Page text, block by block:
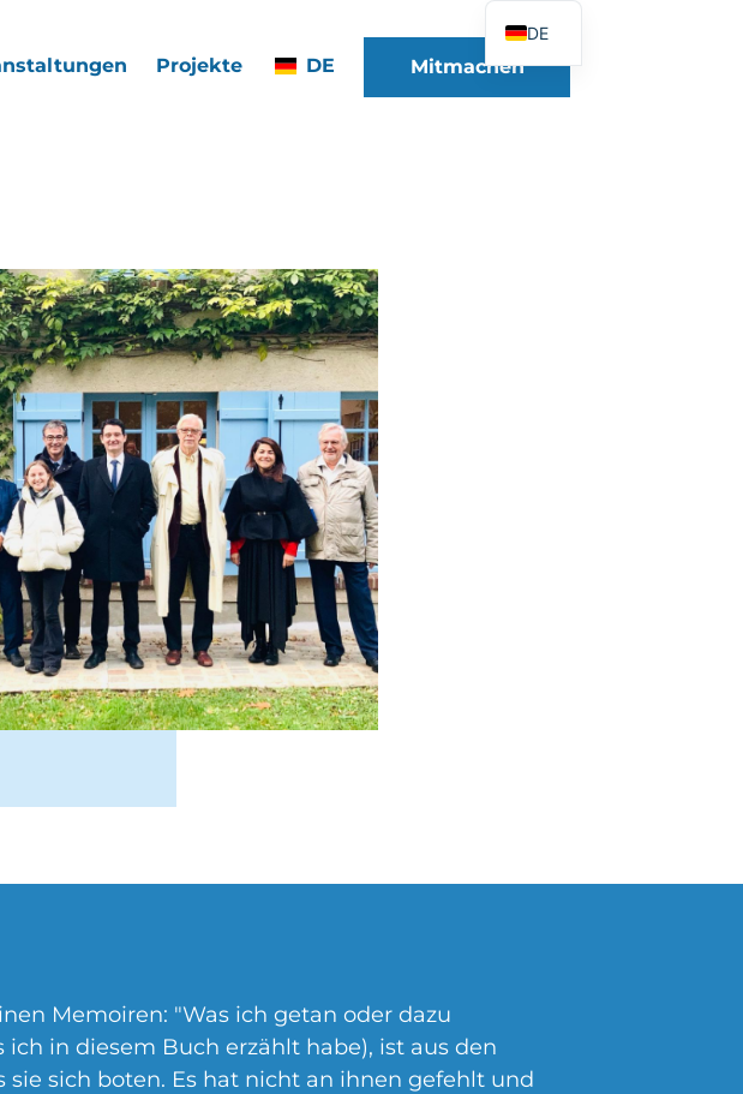
Projekte DE Mitmachen
Memoiren: "Was ich getan oder dazu
in diesem Buch erzählt habe), ist aus den
sie sich boten. Es hat nicht an ihnen gefehlt und
DE
FR